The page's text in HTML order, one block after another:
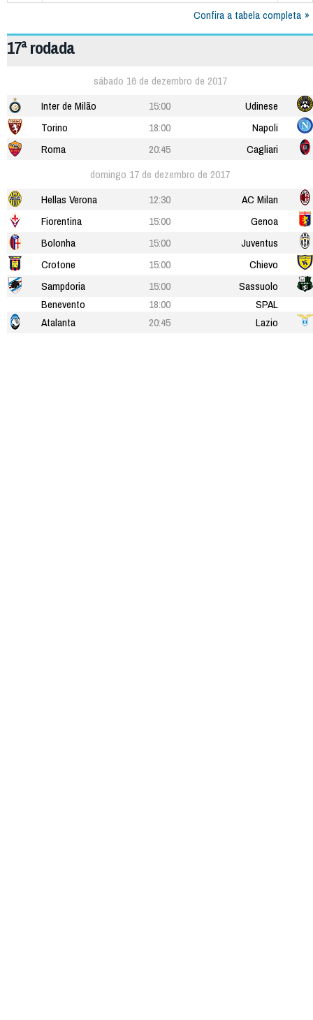
Confira a tabela completa
17ª rodada
sábado 16 de dezembro de 2017
Inter de Milão
15:00
Udinese
Torino
18:00
Napoli
Roma
20:45
Cagliari
domingo 17 de dezembro de 2017
Hellas Verona
12:30
AC Milan
Fiorentina
15:00
Genoa
Bolonha
15:00
Juventus
Crotone
15:00
Chievo
Sampdoria
15:00
Sassuolo
Benevento
18:00
SPAL
Atalanta
20:45 Lazio